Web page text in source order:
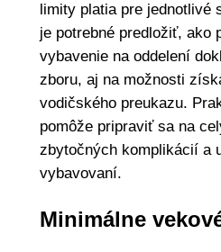
limity platia pre jednotlivé
je potrebné predložiť, ako
vybavenie na oddelení
zboru, aj na možnosti
vodičského preukazu.
pomôže pripraviť sa na
zbytočných komplikácií a
vybavovaní.
Minimálne